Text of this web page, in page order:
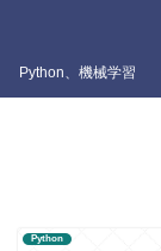
Python、機械学習
Python